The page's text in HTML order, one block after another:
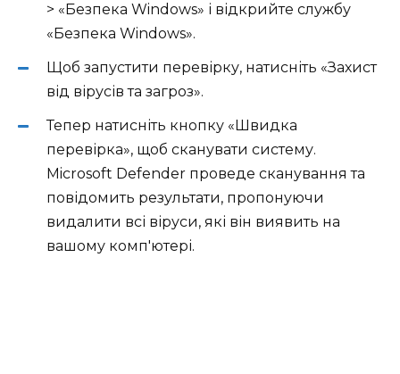
> «Безпека Windows» і відкрийте службу
«Безпека Windows».
Щоб запустити перевірку, натисніть «Захист
від вірусів та загроз».
Тепер натисніть кнопку «Швидка
перевірка», щоб сканувати систему.
Microsoft Defender проведе сканування та
повідомить результати, пропонуючи
видалити всі віруси, які він виявить на
вашому комп'ютері.